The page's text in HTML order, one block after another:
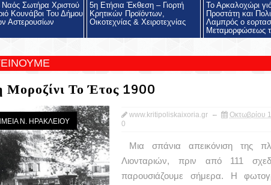
Ναός Σωτήρα Χριστού
Κουνάβοι Του Δήμου
Αστερουσίων
5η Ετήσια Έκθεση – Γιορτή
Κρητικών Προϊόντων,
Οικοτεχνίας & Χειροτεχνίας
Το Αρκαλοχώρι
Προστάτη και
Λαμπρός ο
Μεταμορφώσεως
Το Έτος 1900
Ν. ΗΡΑΚΛΕΙΟΥ
www.kritipoliskaixoria.gr
Οκτωβρίου
0
Μια σπάνια απεικόνιση της
Λιονταριών, πριν από 111
παρουσιάζουμε σήμερα. Η